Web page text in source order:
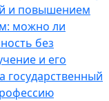
и повышением
можно ли
без
и его
государственный